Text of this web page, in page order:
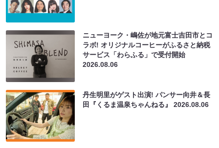
ニューヨーク・嶋佐が地元富士吉田市とコ
ラボ! オリジナルコーヒーがふるさと納税
サービス「わらふる」で受付開始
2026.08.06
丹生明里がゲスト出演! パンサー向井＆長
田『くるま温泉ちゃんねる』2026.08.06